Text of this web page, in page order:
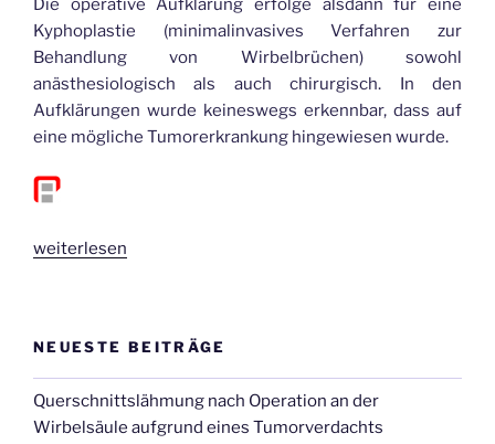
Die operative Aufklärung erfolge alsdann für eine
Kyphoplastie (minimalinvasives Verfahren zur
Behandlung von Wirbelbrüchen) sowohl
anästhesiologisch als auch chirurgisch. In den
Aufklärungen wurde keineswegs erkennbar, dass auf
eine mögliche Tumorerkrankung hingewiesen wurde.
„Querschnittslähmung
der
Wirbelsäule
aufgrund
eines
weiterlesen
NEUESTE BEITRÄGE
Querschnittslähmung nach Operation an der
Wirbelsäule aufgrund eines Tumorverdachts